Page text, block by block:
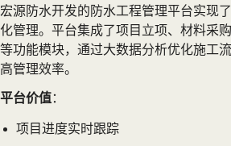
宏源防水开发的防水工程管理平台实现
化管理。平台集成了项目立项、材料采
等功能模块，通过大数据分析优化施工
高管理效率。
平台价值：
项目进度实时跟踪